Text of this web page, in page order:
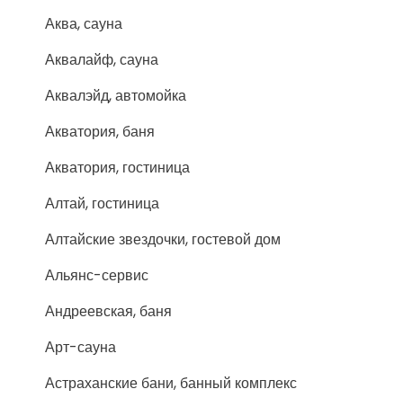
Аква, сауна
Аквалайф, сауна
Аквалэйд, автомойка
Акватория, баня
Акватория, гостиница
Алтай, гостиница
Алтайские звездочки, гостевой дом
Альянс-сервис
Андреевская, баня
Арт-сауна
Астраханские бани, банный комплекс